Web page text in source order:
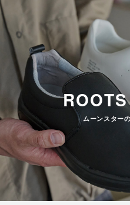
ムーンスター